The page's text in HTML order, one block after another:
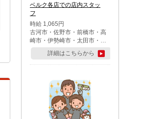
ベルク各店での店内スタッ
フ
時給 1,065円
古河市・佐野市・前橋市・高
崎市・伊勢崎市・太田市・館
林市・藤岡市・大泉町・さい
たま市北区・川越市・熊谷
市・行田市・秩父市・所沢
市・鶴ケ島市・千葉市中央
区・市川市・松戸市・習志野
市・柏市・流山市・八千代
市・足立区・江戸川区・八王
子市・町田市
詳細はこちらから